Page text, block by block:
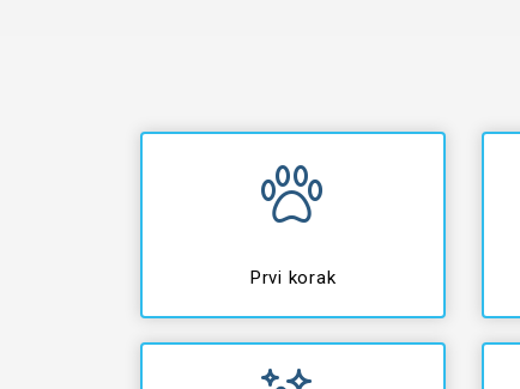
Prvi korak